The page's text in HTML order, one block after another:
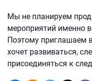
Мы не планируем
мероприятий именно
Поэтому приглашаем
хочет развиваться,
присоединяться к